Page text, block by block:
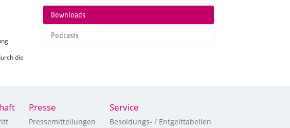
die
Downloads
Podcasts
Presse
Pressemitteilungen
Service
Besoldungs- / Entgelttabellen